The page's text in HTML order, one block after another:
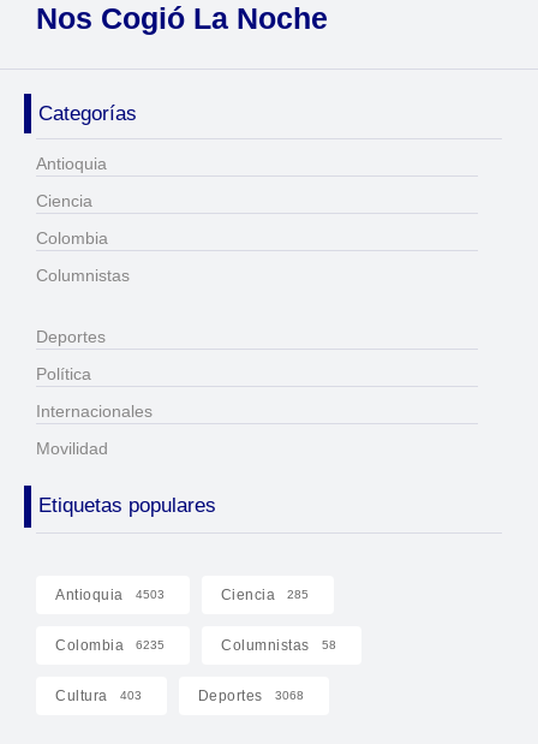
Nos Cogió La Noche
Categorías
Antioquia
Ciencia
Colombia
Columnistas
Deportes
Política
Internacionales
Movilidad
Etiquetas populares
Antioquia 4503 Ciencia 285
Colombia 6235 Columnistas 58
Cultura 403 Deportes 3068